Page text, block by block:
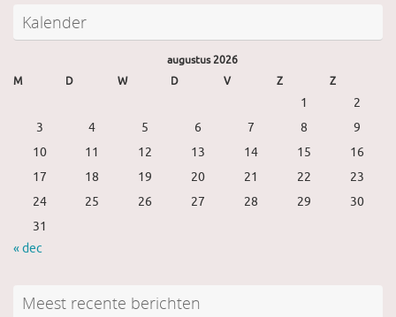
Kalender
augustus 2026
M
D W D V Z Z
1
2
3
4 5 6 7 8
9
10
11 12 13 14 15
16
17
18 19 20 21 22
23
24
25 26 27 28 29
30
31
« dec
Meest recente berichten